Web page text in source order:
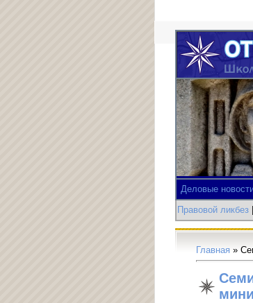
Деловые
Правовой ликбез
Главная »